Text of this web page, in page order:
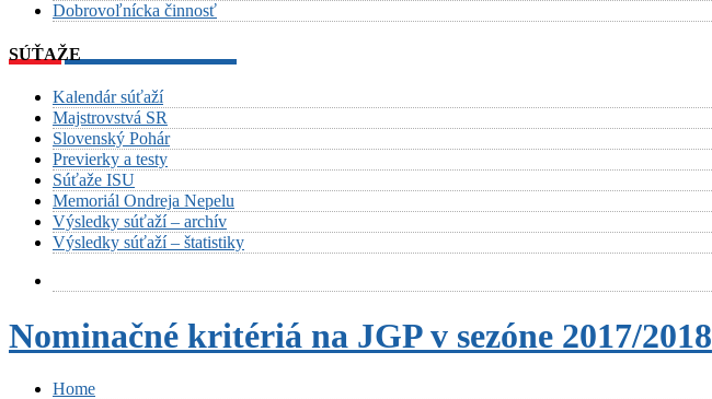
Dobrovoľnícka činnosť
SÚŤAŽE
Kalendár súťaží
Majstrovstvá SR
Slovenský Pohár
Previerky a testy
Súťaže ISU
Memoriál Ondreja Nepelu
Výsledky súťaží – archív
Výsledky súťaží – štatistiky
Nominačné kritériá na JGP v sezóne 2017/2018
Home